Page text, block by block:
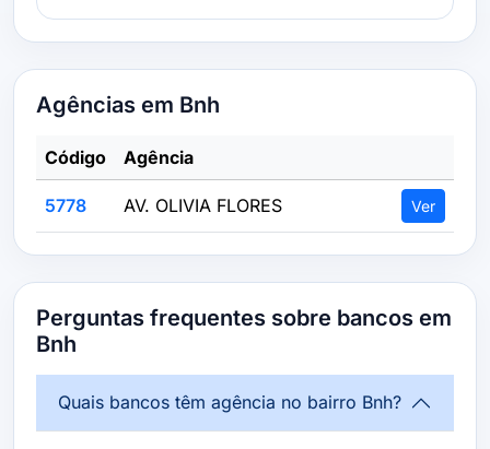
Agências em Bnh
Código Agência
5778 AV. OLIVIA FLORES Ver
Perguntas frequentes sobre bancos em
Bnh
Quais bancos têm agência no bairro Bnh?